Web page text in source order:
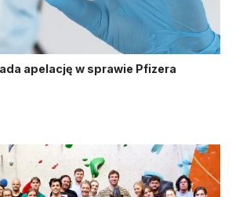
apelację w sprawie Pfizera